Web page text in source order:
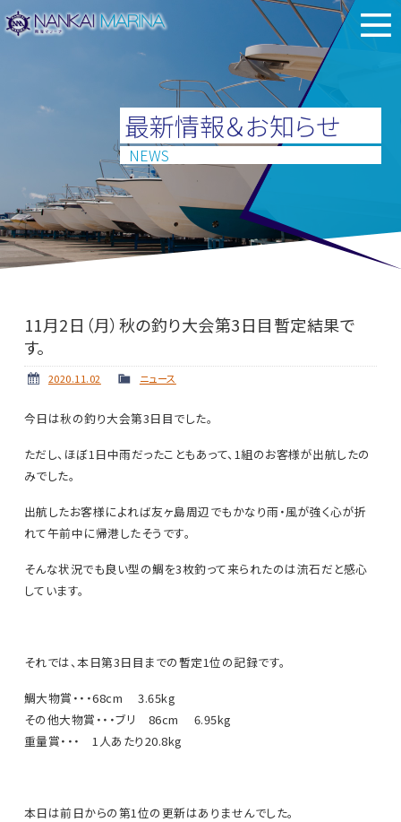
最新情報＆お知らせ
NEWS
11月2日（月）秋の釣り大会第3日目暫定結果で
す。
2020.11.02 ニュース
今日は秋の釣り大会第3日目でした。
ただし、ほぼ1日中雨だったこともあって、1組のお客様が出航したの
みでした。
出航したお客様によれば友ヶ島周辺でもかなり雨・風が強く心が折
れて午前中に帰港したそうです。
そんな状況でも良い型の鯛を3枚釣って来られたのは流石だと感心
しています。
それでは、本日第3日目までの暫定1位の記録です。
鯛大物賞・・・68cm 3.65kg
その他大物賞・・・ブリ 86cm 6.95kg
重量賞・・・ 1人あたり20.8kg
本日は前日からの第1位の更新はありませんでした。